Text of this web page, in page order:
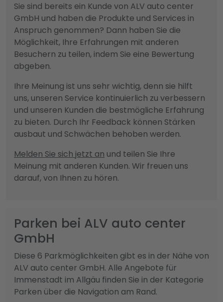
Sie sind bereits ein Kunde von ALV auto center
GmbH und haben die Produkte und Services in
Anspruch genommen? Dann haben Sie die
Möglichkeit, Ihre Erfahrungen mit anderen
Besuchern zu teilen, indem Sie eine Bewertung
abgeben.
Ihre Meinung ist uns sehr wichtig, denn sie hilft
uns, unseren Service kontinuierlich zu verbessern
und unseren Kunden die bestmögliche Erfahrung
zu bieten. Durch Ihr Feedback können Stärken
ausbaut und Schwächen behoben werden.
Melden Sie sich jetzt an und teilen Sie Ihre
Meinung mit anderen Kunden. Wir freuen uns
darauf, von Ihnen zu hören.
Parken bei ALV auto center
GmbH
Diese 6 Parkmöglichkeiten gibt es in der Nähe von
ALV auto center GmbH. Alle Angebote für
Immenstadt im Allgäu finden Sie in der Kategorie
Parken über die Navigation am Rand.